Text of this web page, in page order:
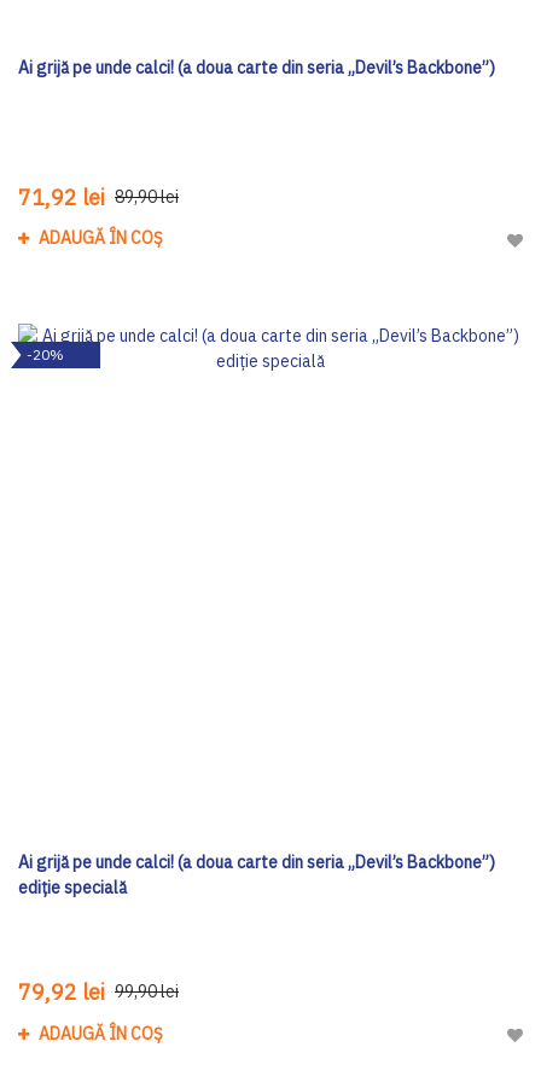
Ai grijă pe unde calci! (a doua carte din seria „Devil’s Backbone”)
71,92 lei 89,90 lei
ADAUGĂ ÎN COȘ
-20%
Ai grijă pe unde calci! (a doua carte din seria „Devil’s Backbone”)
ediţie specială
79,92 lei 99,90 lei
ADAUGĂ ÎN COȘ